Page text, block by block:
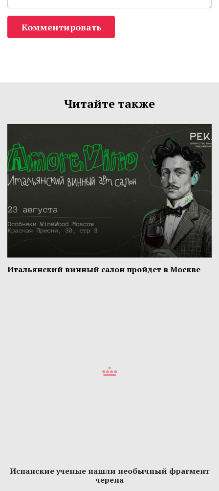
Комментировать
Читайте также
Итальянский винный салон пройдет в Москве
Испанские ученые нашли необычный фрагмент
черепа